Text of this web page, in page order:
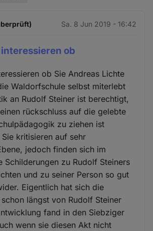
Sa. 8 Jun 2019 - 16:42
ob
ob Sie Andreas Lichte
Waldorfschule selbst miterlebt
an Rudolf Steiner ist berechtigt,
rückschluss auf die gelebte
zu ziehen ist
kritisieren auf sehr
jedoch finden sich im
Schilderungen zu Rudolf Steiners
und zu seiner Person so gut
Eigentlich hat sich die
längst von Rudolf Steiner
fand in den Siebziger
wenn sie diesen Akt nicht